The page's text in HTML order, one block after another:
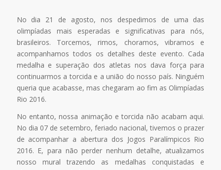
No dia 21 de agosto, nos despedimos de uma das
olimpíadas mais esperadas e significativas para nós,
brasileiros. Torcemos, rimos, choramos, vibramos e
acompanhamos todos os detalhes deste evento. Cada
medalha e superação dos atletas nos dava força para
continuarmos a torcida e a união do nosso país. Ninguém
queria que acabasse, mas chegaram ao fim as Olimpíadas
Rio 2016.
No entanto, nossa animação e torcida não acabam aqui.
No dia 07 de setembro, feriado nacional, tivemos o prazer
de acompanhar a abertura dos Jogos Paralímpicos Rio
2016. E, para não perder nenhum detalhe, atualizamos
nosso mural trazendo as medalhas conquistadas e